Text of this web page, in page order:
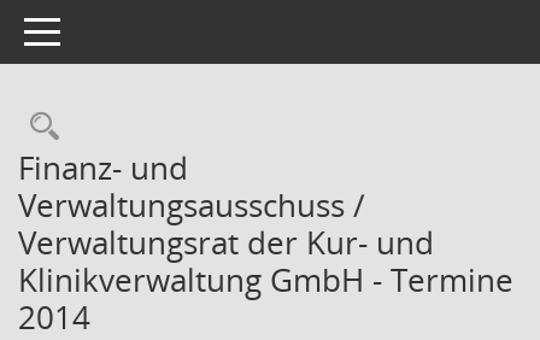
Toggle navigation
Finanz- und
Verwaltungsausschuss /
Verwaltungsrat der Kur- und
Klinikverwaltung GmbH - Termine
2014